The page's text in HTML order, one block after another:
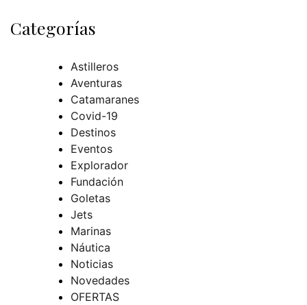
Categorías
Astilleros
Aventuras
Catamaranes
Covid-19
Destinos
Eventos
Explorador
Fundación
Goletas
Jets
Marinas
Náutica
Noticias
Novedades
OFERTAS